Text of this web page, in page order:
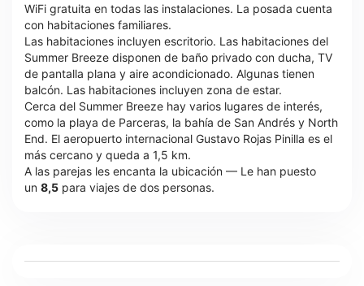
WiFi gratuita en todas las instalaciones. La posada cuenta
con habitaciones familiares.
Las habitaciones incluyen escritorio. Las habitaciones del
Summer Breeze disponen de baño privado con ducha, TV
de pantalla plana y aire acondicionado. Algunas tienen
balcón. Las habitaciones incluyen zona de estar.
Cerca del Summer Breeze hay varios lugares de interés,
como la playa de Parceras, la bahía de San Andrés y North
End. El aeropuerto internacional Gustavo Rojas Pinilla es el
más cercano y queda a 1,5 km.
A las parejas les encanta la ubicación — Le han puesto
un 8,5 para viajes de dos personas.